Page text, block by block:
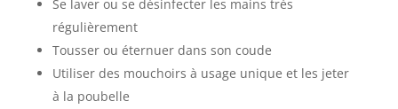
Se laver ou se désinfecter les mains très
régulièrement
Tousser ou éternuer dans son coude
Utiliser des mouchoirs à usage unique et les jeter
à la poubelle